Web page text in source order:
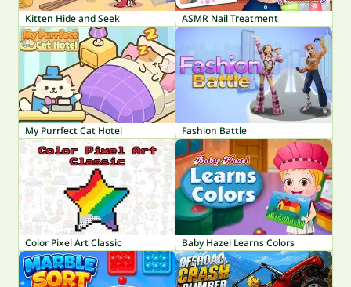
Kitten Hide and Seek ASMR Nail Treatment
My Purrfect Cat Hotel Fashion Battle
Color Pixel Art Classic Baby Hazel Learns Colors